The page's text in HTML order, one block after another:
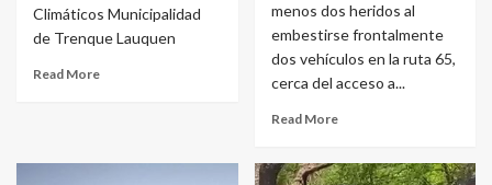
Climáticos Municipalidad
de Trenque Lauquen
Read More
menos dos heridos al
embestirse frontalmente
dos vehículos en la ruta 65,
cerca del acceso a...
Read More